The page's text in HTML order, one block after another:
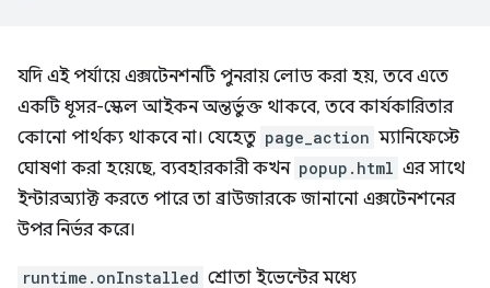
যদি এই পর্যায়ে এক্সটেনশনটি পুনরায় লোড করা হয়, তবে এতে
একটি ধূসর-স্কেল আইকন অন্তর্ভুক্ত থাকবে, তবে কার্যকারিতার
কোনো পার্থক্য থাকবে না। যেহেতু page_action ম্যানিফেস্টে
ঘোষণা করা হয়েছে, ব্যবহারকারী কখন popup.html এর সাথে
ইন্টারঅ্যাক্ট করতে পারে তা ব্রাউজারকে জানানো এক্সটেনশনের
উপর নির্ভর করে।
runtime.onInstalled শ্রোতা ইভেন্টের মধ্যে